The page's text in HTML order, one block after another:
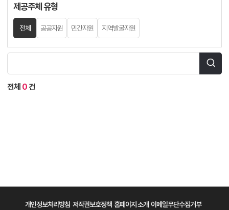
제공주체 유형
전체 공공자원 민간자원 지역발굴자원
전체 0 건
개인정보처리방침 저작권보호정책 홈페이지 소개 이메일무단수집거부